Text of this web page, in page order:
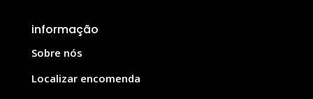
informação
Sobre nós
Localizar encomenda